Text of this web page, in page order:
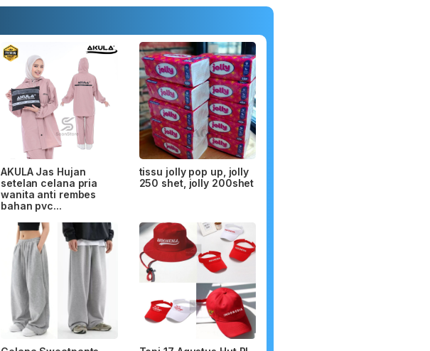
AKULA Jas Hujan
setelan celana pria
wanita anti rembes
bahan pvc...
tissu jolly pop up, jolly
250 shet, jolly 200shet